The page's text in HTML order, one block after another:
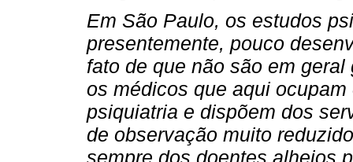
Em São Paulo, os estudos
presentemente, pouco
fato de que não são em
os médicos que aqui
psiquiatria e dispõem dos
de observação muito